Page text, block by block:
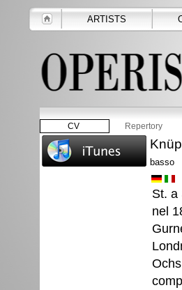
ARTISTS
CV Repertory
basso
St. a
nel